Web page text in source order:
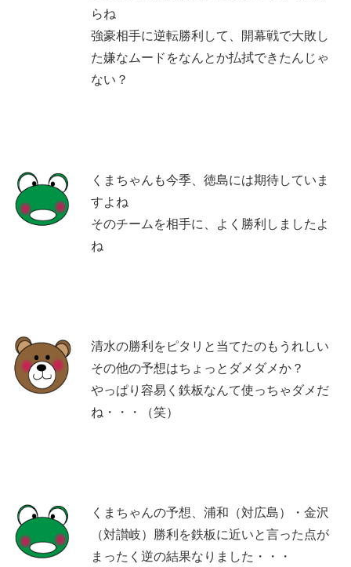
らね
強豪相手に逆転勝利して、開幕戦で大敗し
た嫌なムードをなんとか払拭できたんじゃ
ない？
くまちゃんも今季、徳島には期待していま
すよね
そのチームを相手に、よく勝利しましたよ
ね
清水の勝利をピタリと当てたのもうれしい
その他の予想はちょっとダメダメか？
やっぱり容易く鉄板なんて使っちゃダメだ
ね・・・（笑）
くまちゃんの予想、浦和（対広島）・金沢
（対讃岐）勝利を鉄板に近いと言った点が
まったく逆の結果なりました・・・